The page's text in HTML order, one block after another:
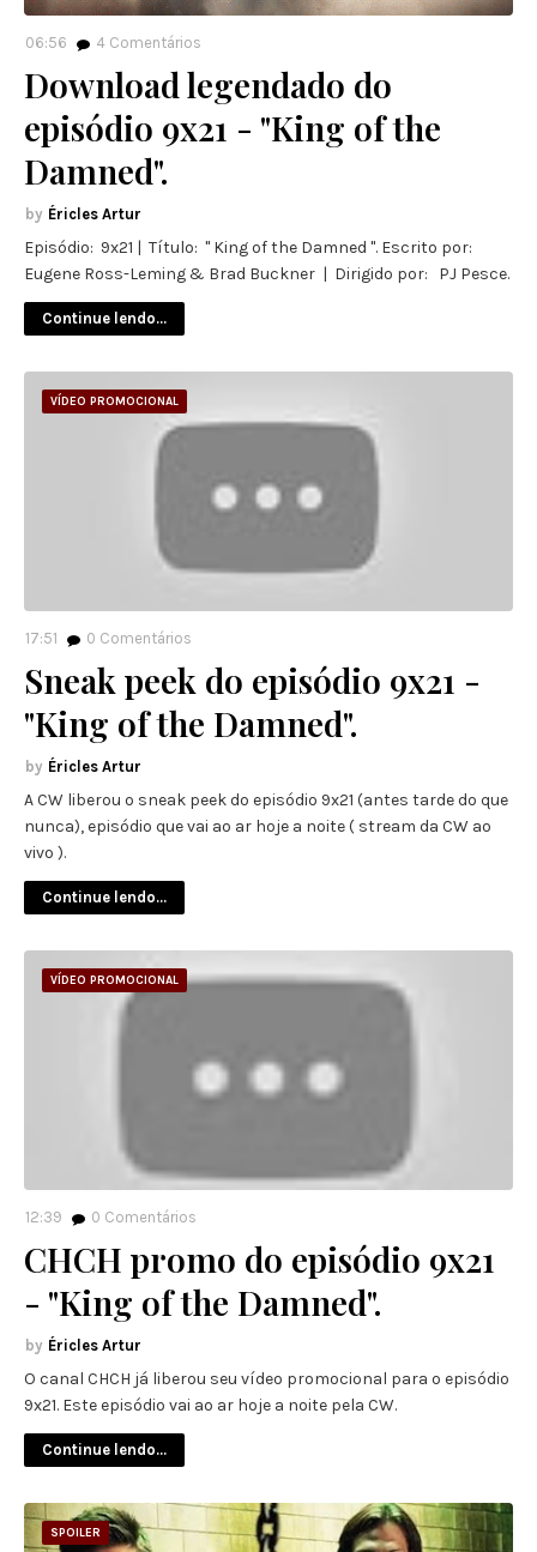
06:56 4 Comentários
Download legendado do
episódio 9x21 - "King of the
Damned".
Éricles Artur
Episódio: 9x21 | Título: " King of the Damned ". Escrito por:
Eugene Ross-Leming & Brad Buckner | Dirigido por: PJ Pesce.
Continue lendo...
VÍDEO PROMOCIONAL
17:51 0 Comentários
Sneak peek do episódio 9x21 -
"King of the Damned".
Éricles Artur
A CW liberou o sneak peek do episódio 9x21 (antes tarde do que
nunca), episódio que vai ao ar hoje a noite ( stream da CW ao
vivo ).
Continue lendo...
VÍDEO PROMOCIONAL
12:39 0 Comentários
CHCH promo do episódio 9x21
- "King of the Damned".
Éricles Artur
O canal CHCH já liberou seu vídeo promocional para o episódio
9x21. Este episódio vai ao ar hoje a noite pela CW.
Continue lendo...
SPOILER